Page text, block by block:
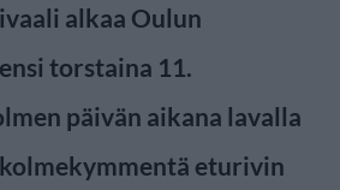
alkaa Oulun
torstaina 11.
päivän aikana lavalla
eturivin